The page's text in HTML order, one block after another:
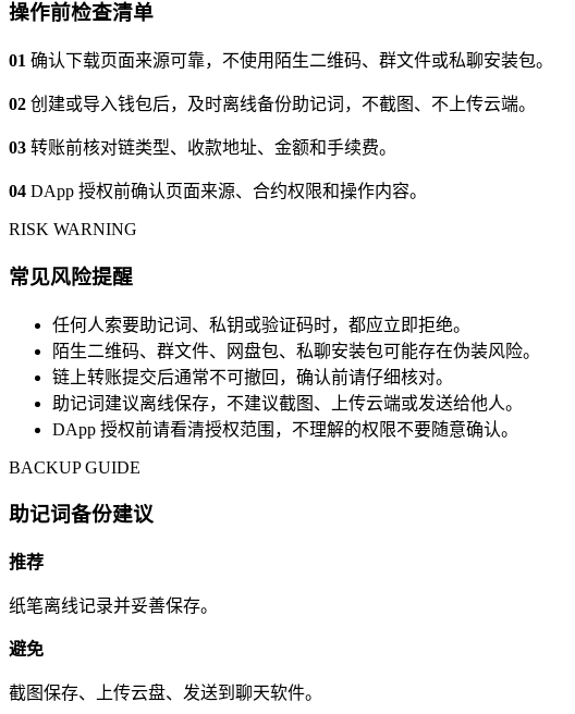
操作前检查清单
01 确认下载页面来源可靠，不使用陌生二维码、群文件或私聊安装包。
02 创建或导入钱包后，及时离线备份助记词，不截图、不上传云端。
03 转账前核对链类型、收款地址、金额和手续费。
04 DApp 授权前确认页面来源、合约权限和操作内容。
RISK WARNING
常见风险提醒
任何人索要助记词、私钥或验证码时，都应立即拒绝。
陌生二维码、群文件、网盘包、私聊安装包可能存在伪装风险。
链上转账提交后通常不可撤回，确认前请仔细核对。
助记词建议离线保存，不建议截图、上传云端或发送给他人。
DApp 授权前请看清授权范围，不理解的权限不要随意确认。
BACKUP GUIDE
助记词备份建议
推荐
纸笔离线记录并妥善保存。
避免
截图保存、上传云盘、发送到聊天软件。